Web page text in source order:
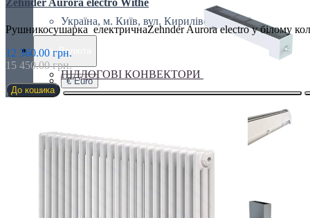
Україна, м. Київ, вул. Кирилівська, 160А
грн. Валюта
€ Euro
Українська
Russian
ПІДЛОГОВІ КОНВЕКТОРИ
Рушникосушарка електричнаZehnder Aurora electro у білому
12 360.00 грн.
15 450.00 грн.
До кошика